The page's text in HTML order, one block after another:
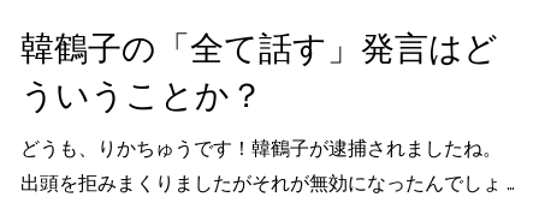
韓鶴子の「全て話す」発言はど
ういうことか？
どうも、りかちゅうです！韓鶴子が逮捕されましたね。
出頭を拒みまくりましたがそれが無効になったんでしょ …